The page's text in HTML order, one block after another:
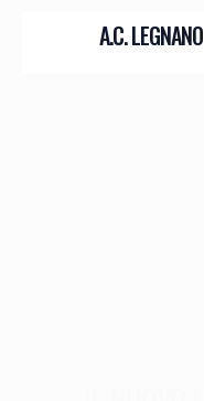
A.C. LEGNANO